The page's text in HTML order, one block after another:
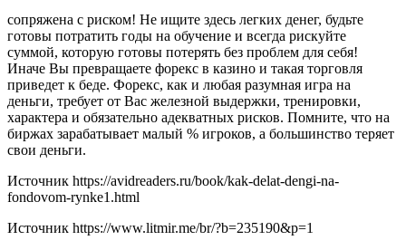
сопряжена с риском! Не ищите здесь легких денег, будьте
готовы потратить годы на обучение и всегда рискуйте
суммой, которую готовы потерять без проблем для себя!
Иначе Вы превращаете форекс в казино и такая торговля
приведет к беде. Форекс, как и любая разумная игра на
деньги, требует от Вас железной выдержки, тренировки,
характера и обязательно адекватных рисков. Помните, что на
биржах зарабатывает малый % игроков, а большинство теряет
свои деньги.
Источник https://avidreaders.ru/book/kak-delat-dengi-na-
fondovom-rynke1.html
Источник https://www.litmir.me/br/?b=235190&p=1